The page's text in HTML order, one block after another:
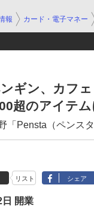
報 カード・電子マネー
ギン、カフ
超のアイテム
「Pensta（ペンスタ
リスト シェア
開業